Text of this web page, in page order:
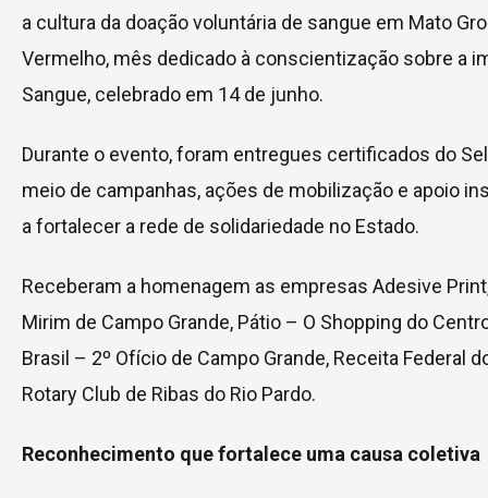
a cultura da doação voluntária de sangue em Mato
Vermelho, mês dedicado à conscientização sobre a
Sangue, celebrado em 14 de junho.
Durante o evento, foram entregues certificados do
meio de campanhas, ações de mobilização e apoio
a fortalecer a rede de solidariedade no Estado.
Receberam a homenagem as empresas Adesive
Mirim de Campo Grande, Pátio – O Shopping do
Brasil – 2º Ofício de Campo Grande, Receita Federal
Rotary Club de Ribas do Rio Pardo.
Reconhecimento que fortalece uma causa coletiva